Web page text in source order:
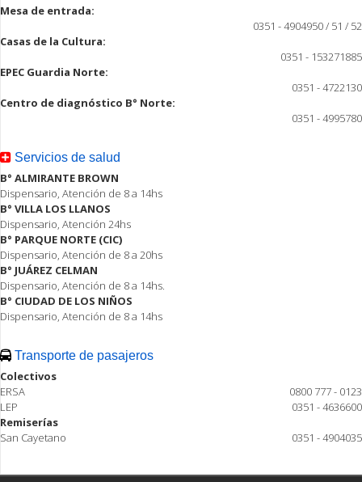
Mesa de entrada:
0351 - 4904950 / 51 / 52
Casas de la Cultura:
0351 - 153271885
EPEC Guardia Norte:
0351 - 4722130
Centro de diagnóstico B° Norte:
0351 - 4995780
Servicios de salud
B° ALMIRANTE BROWN
Dispensario, Atención de 8 a 14hs
B° VILLA LOS LLANOS
Dispensario, Atención 24hs
B° PARQUE NORTE (CIC)
Dispensario, Atención de 8 a 20hs
B° JUÁREZ CELMAN
Dispensario, Atención de 8 a 14hs.
B° CIUDAD DE LOS NIÑOS
Dispensario, Atención de 8 a 14hs
Transporte de pasajeros
Colectivos
ERSA
0800 777 - 0123
LEP
0351 - 4636600
Remiserías
San Cayetano
0351 - 4904035